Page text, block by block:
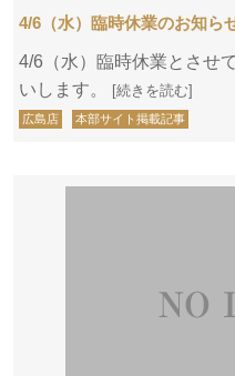
4/6（水）臨時休業のお知ら
4/6（水）臨時休業とさせ
いします。
[続きを読む]
広島店 本部サイト掲載記事